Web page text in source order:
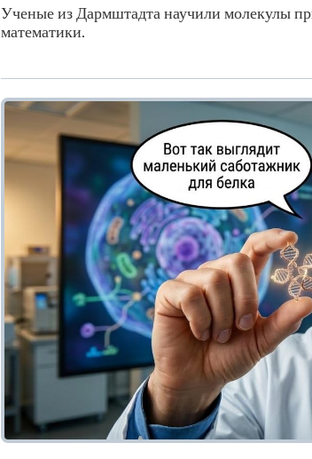
Ученые из Дармштадта научили молекулы
математики.